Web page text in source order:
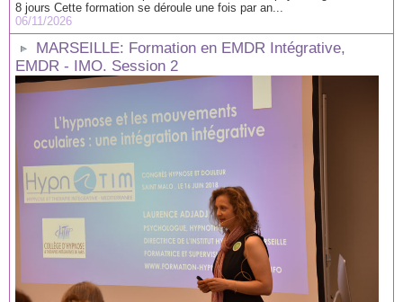
8 jours Cette formation se déroule une fois par an...
06/11/2026
MARSEILLE: Formation en EMDR Intégrative,
EMDR - IMO. Session 2